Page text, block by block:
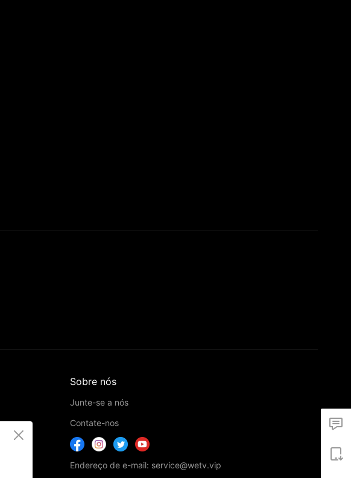
Sobre nós
Junte-se a nós
Contate-nos
Endereço de e-mail: service@wetv.vip